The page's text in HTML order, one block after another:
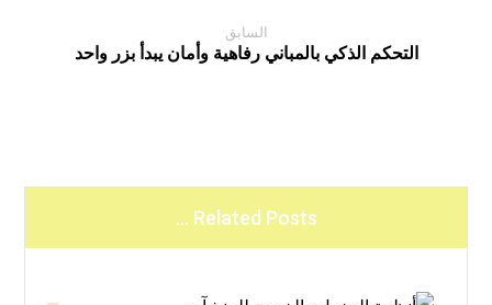
السابق
التحكم الذكي بالمباني رفاهية وأمان يبدأ بزر واحد
Related Posts ...